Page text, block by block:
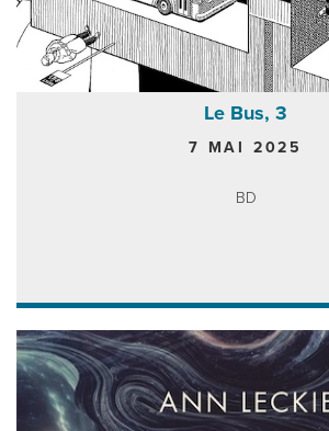
Le Bus, 3
7 MAI 2025
BD